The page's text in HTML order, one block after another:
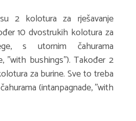
2 kolotura za rješavanje
10 dvostrukih kolotura za
s utornim čahurama
''with bushings''). Također 2
za burine. Sve to treba
(intanpagnade, ''with